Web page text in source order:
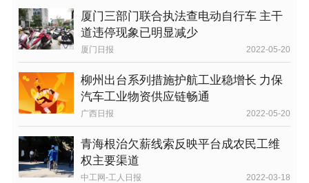
厦门三部门联合执法查电动自行车 主干
道违停现象已明显减少
厦门日报 2022-05-20
柳州出台系列措施护航工业稳增长 力保
汽车工业物资供应链畅通
广西日报 2022-05-20
青海根治欠薪线索反映平台成农民工维
权主要渠道
中工网-工人日报 2022-03-18